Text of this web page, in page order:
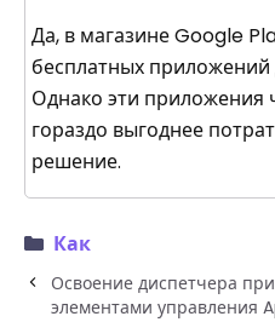
Да, в магазине Google
бесплатных
Однако эти приложения
гораздо выгоднее
решение.
Как
Освоение диспетчера
элементами управления